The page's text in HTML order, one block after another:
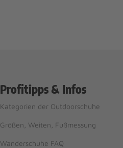
Profitipps & Infos
Kategorien der Outdoorschuhe
Größen, Weiten, Fußmessung
Wanderschuhe FAQ